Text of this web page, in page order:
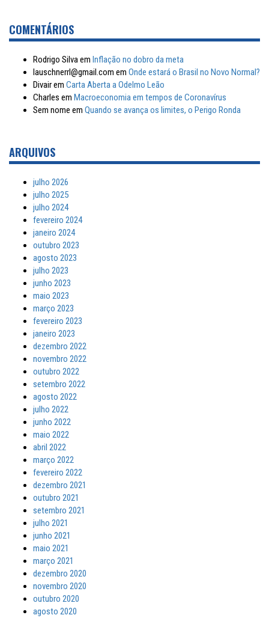
COMENTÁRIOS
Rodrigo Silvaem Inflação no dobro da meta
lauschnerrl@gmail.com em Onde estará o Brasil no Novo Normal?
Divairem Carta Aberta a Odelmo Leão
Charles em Macroeconomia em tempos de Coronavírus
Sem nome em Quando se avança os limites, o Perigo Ronda
ARQUIVOS
julho 2026
julho 2025
julho 2024
fevereiro 2024
janeiro 2024
outubro 2023
agosto 2023
julho 2023
junho 2023
maio 2023
março 2023
fevereiro 2023
janeiro 2023
dezembro 2022
novembro 2022
outubro 2022
setembro 2022
agosto 2022
julho 2022
junho 2022
maio 2022
abril 2022
março 2022
fevereiro 2022
dezembro 2021
outubro 2021
setembro 2021
julho 2021
junho 2021
maio 2021
março 2021
dezembro 2020
novembro 2020
outubro 2020
agosto 2020